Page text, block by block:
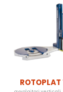
ROTOPLAT